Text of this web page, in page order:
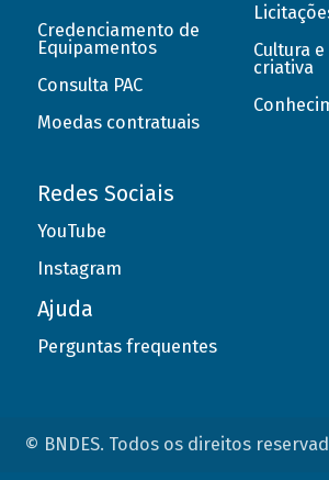
Credenciamento de
Equipamentos
Consulta PAC
Moedas contratuais
Cultura
criativa
Redes Sociais
YouTube
Instagram
Ajuda
Perguntas frequentes
© BNDES. Todos os direitos